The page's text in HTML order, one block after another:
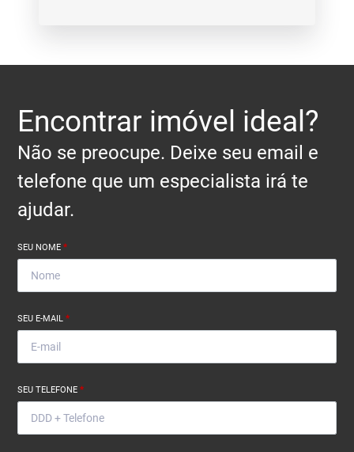
Encontrar imóvel ideal?
Não se preocupe. Deixe seu email e
telefone que um especialista irá te
ajudar.
SEU NOME*
SEU E-MAIL*
SEU TELEFONE*